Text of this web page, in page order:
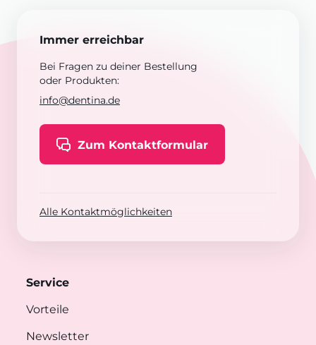
Immer erreichbar
Bei Fragen zu deiner Bestellung
oder Produkten:
info@dentina.de
Zum Kontaktformular
Alle Kontaktmöglichkeiten
Service
Vorteile
Newsletter